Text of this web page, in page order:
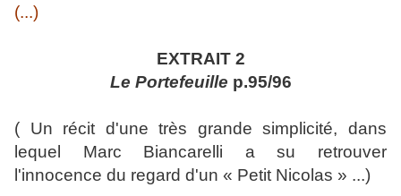
(...)
EXTRAIT 2
Le Portefeuille p.95/96
( Un récit d'une très grande simplicité, dans
lequel Marc Biancarelli a su retrouver
l'innocence du regard d'un « Petit Nicolas » ...)